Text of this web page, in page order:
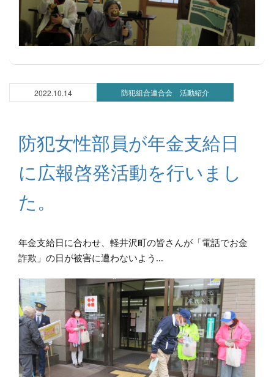
2022.10.14 防犯組合連合会 活動紹介
防犯女性部員が年金支給日
に広報啓発活動を行いまし
た。
年金支給日に合わせ、軽井沢町の皆さんが「電話でお金
詐欺」の日が被害に遭わないよう...